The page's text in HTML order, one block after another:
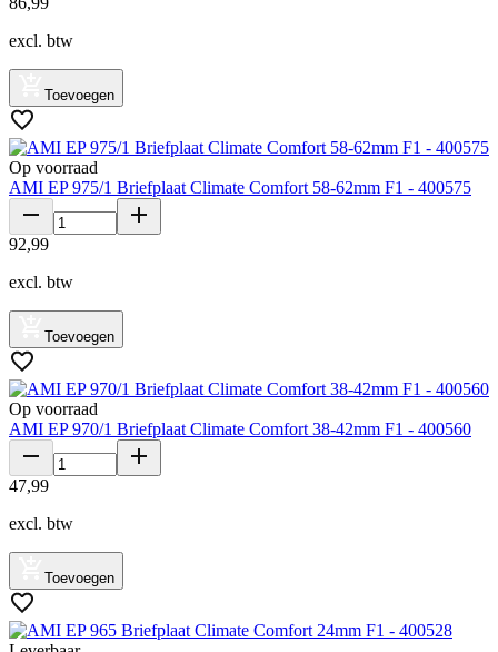
excl. btw
Toevoegen
Op voorraad
AMI EP 975/1 Briefplaat Climate Comfort 58-62mm F1 - 400575
92,99
excl. btw
Toevoegen
Op voorraad
AMI EP 970/1 Briefplaat Climate Comfort 38-42mm F1 - 400560
47,99
excl. btw
Toevoegen